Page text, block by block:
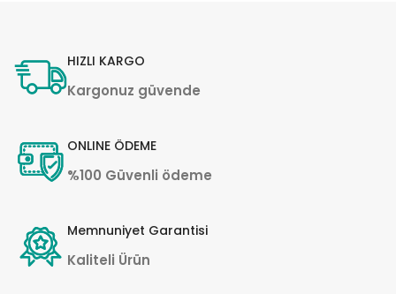
HIZLI KARGO
Kargonuz güvende
ONLINE ÖDEME
%100 Güvenli ödeme
Memnuniyet Garantisi
Kaliteli Ürün